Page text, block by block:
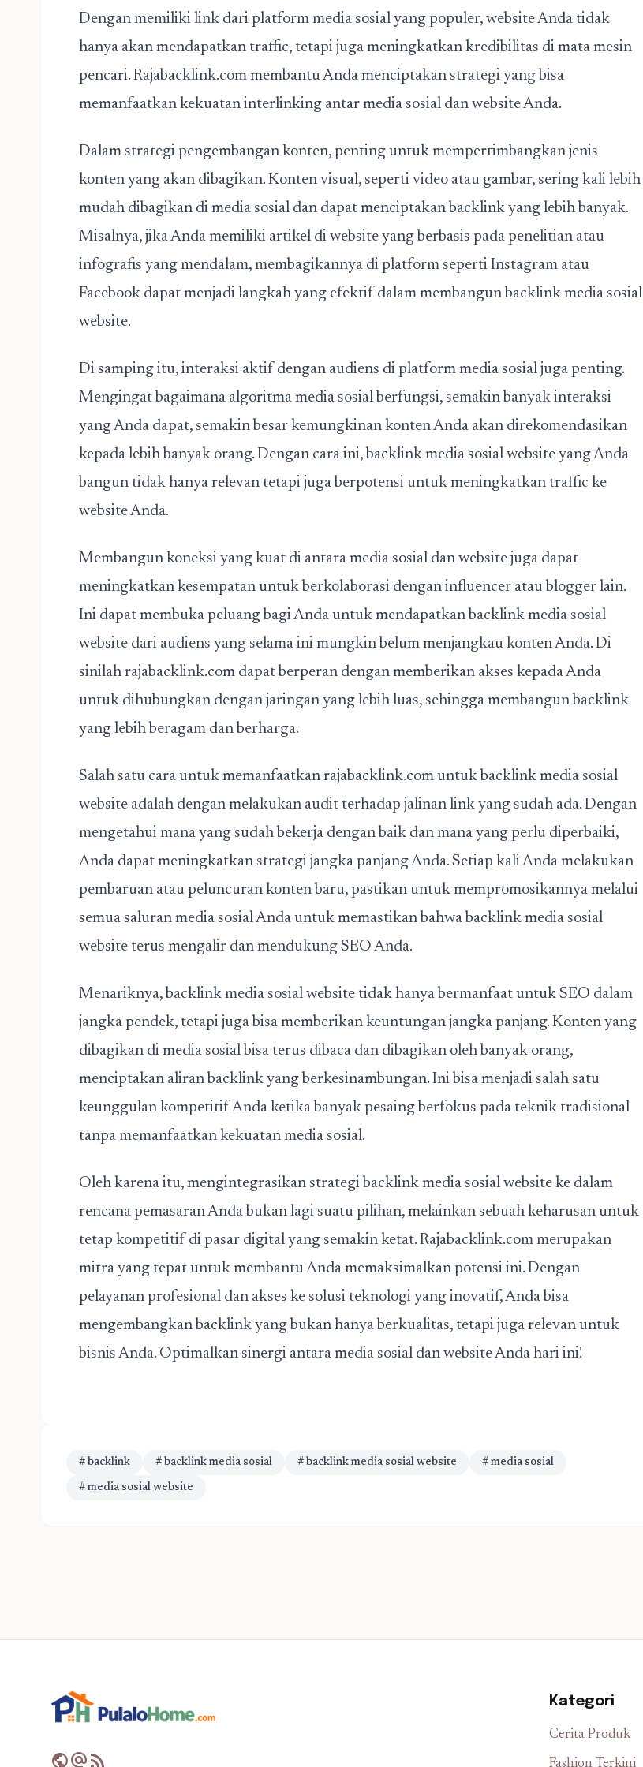
Dengan memiliki link dari platform media sosial yang populer, website Anda tidak
hanya akan mendapatkan traffic, tetapi juga meningkatkan kredibilitas di mata mesin
pencari. Rajabacklink.com membantu Anda menciptakan strategi yang bisa
memanfaatkan kekuatan interlinking antar media sosial dan website Anda.
Dalam strategi pengembangan konten, penting untuk mempertimbangkan jenis
konten yang akan dibagikan. Konten visual, seperti video atau gambar, sering kali lebih
mudah dibagikan di media sosial dan dapat menciptakan backlink yang lebih banyak.
Misalnya, jika Anda memiliki artikel di website yang berbasis pada penelitian atau
infografis yang mendalam, membagikannya di platform seperti Instagram atau
Facebook dapat menjadi langkah yang efektif dalam membangun backlink media sosial
website.
Di samping itu, interaksi aktif dengan audiens di platform media sosial juga penting.
Mengingat bagaimana algoritma media sosial berfungsi, semakin banyak interaksi
yang Anda dapat, semakin besar kemungkinan konten Anda akan direkomendasikan
kepada lebih banyak orang. Dengan cara ini, backlink media sosial website yang Anda
bangun tidak hanya relevan tetapi juga berpotensi untuk meningkatkan traffic ke
website Anda.
Membangun koneksi yang kuat di antara media sosial dan website juga dapat
meningkatkan kesempatan untuk berkolaborasi dengan influencer atau blogger lain.
Ini dapat membuka peluang bagi Anda untuk mendapatkan backlink media sosial
website dari audiens yang selama ini mungkin belum menjangkau konten Anda. Di
sinilah rajabacklink.com dapat berperan dengan memberikan akses kepada Anda
untuk dihubungkan dengan jaringan yang lebih luas, sehingga membangun backlink
yang lebih beragam dan berharga.
Salah satu cara untuk memanfaatkan rajabacklink.com untuk backlink media sosial
website adalah dengan melakukan audit terhadap jalinan link yang sudah ada. Dengan
mengetahui mana yang sudah bekerja dengan baik dan mana yang perlu diperbaiki,
Anda dapat meningkatkan strategi jangka panjang Anda. Setiap kali Anda melakukan
pembaruan atau peluncuran konten baru, pastikan untuk mempromosikannya melalui
semua saluran media sosial Anda untuk memastikan bahwa backlink media sosial
website terus mengalir dan mendukung SEO Anda.
Menariknya, backlink media sosial website tidak hanya bermanfaat untuk SEO dalam
jangka pendek, tetapi juga bisa memberikan keuntungan jangka panjang. Konten yang
dibagikan di media sosial bisa terus dibaca dan dibagikan oleh banyak orang,
menciptakan aliran backlink yang berkesinambungan. Ini bisa menjadi salah satu
keunggulan kompetitif Anda ketika banyak pesaing berfokus pada teknik tradisional
tanpa memanfaatkan kekuatan media sosial.
Oleh karena itu, mengintegrasikan strategi backlink media sosial website ke dalam
rencana pemasaran Anda bukan lagi suatu pilihan, melainkan sebuah keharusan untuk
tetap kompetitif di pasar digital yang semakin ketat. Rajabacklink.com merupakan
mitra yang tepat untuk membantu Anda memaksimalkan potensi ini. Dengan
pelayanan profesional dan akses ke solusi teknologi yang inovatif, Anda bisa
mengembangkan backlink yang bukan hanya berkualitas, tetapi juga relevan untuk
bisnis Anda. Optimalkan sinergi antara media sosial dan website Anda hari ini!
# backlink # backlink media sosial # backlink media sosial website # media sosial
# media sosial website
publicalternate_emailrss_feed
Kategori
Cerita Produk
Fashion Terkini